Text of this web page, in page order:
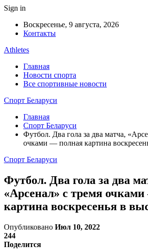
Sign in
Воскресенье, 9 августа, 2026
Контакты
Athletes
Главная
Новости спорта
Все спортивные новости
Спорт Беларуси
Главная
Спорт Беларуси
Футбол. Два гола за два матча,
очками — полная картина
Спорт Беларуси
Футбол. Два гола за два
«Арсенал» с тремя
картина воскресенья в
Опубликовано Июл 10, 2022
244
Поделится